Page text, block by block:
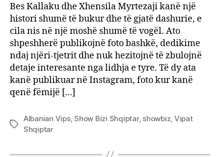
Bes Kallaku dhe Xhensila Myrtezaji kanë një
histori shumë të bukur dhe të gjatë dashurie, e
cila nis në një moshë shumë të vogël. Ato
shpeshherë publikojnë foto bashkë, dedikime
ndaj njëri-tjetrit dhe nuk hezitojnë të zbulojnë
detaje interesante nga lidhja e tyre. Të dy ata
kanë publikuar në Instagram, foto kur kanë
qenë fëmijë […]
Tags
Albanian Vips,Show Bizi Shqiptar, showbiz, Vipat
Shqiptar